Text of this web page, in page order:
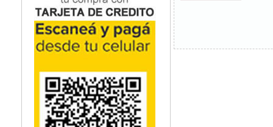
Oncología / Cuidados Paliativos
Ortopedía / Traumatología
Osteopatía
Otorrinolaringología
Podología
Psicología
Psiquiatría
Química